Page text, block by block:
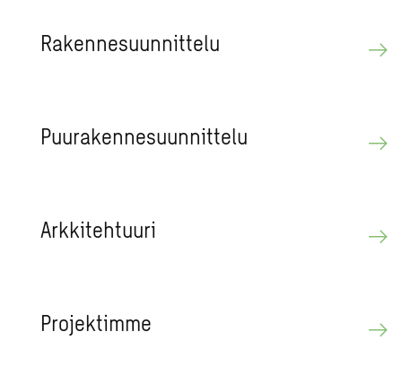
Ra­ken­ne­suun­nit­te­lu
Puu­ra­ken­ne­suun­nit­te­lu
Ark­ki­teh­tuu­ri
Pro­jek­tim­me